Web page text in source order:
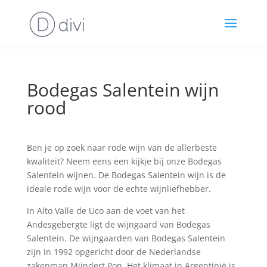
Bodegas Salentein wijn
rood
Ben je op zoek naar rode wijn van de allerbeste
kwaliteit? Neem eens een kijkje bij onze Bodegas
Salentein wijnen. De Bodegas Salentein wijn is de
ideale rode wijn voor de echte wijnliefhebber.
In Alto Valle de Uco aan de voet van het
Andesgebergte ligt de wijngaard van Bodegas
Salentein. De wijngaarden van Bodegas Salentein
zijn in 1992 opgericht door de Nederlandse